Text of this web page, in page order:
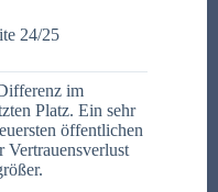
24/25
im
Platz. Ein sehr
öffentlichen